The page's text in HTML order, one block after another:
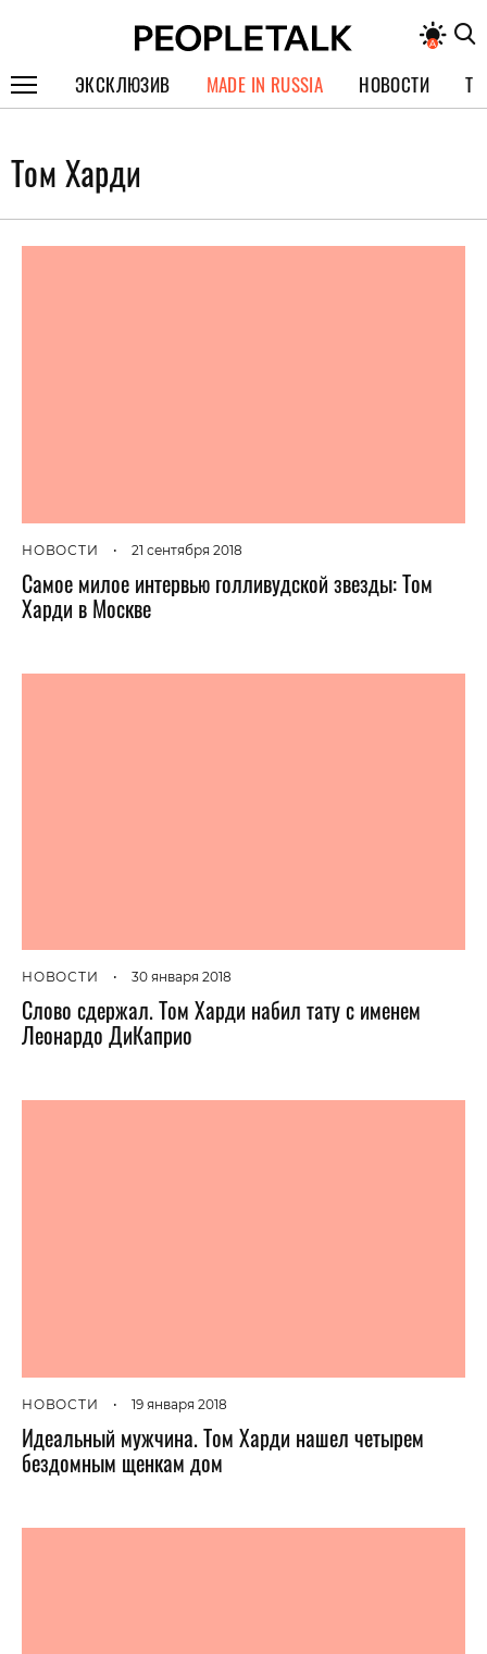
ЭКСКЛЮЗИВ
СПЕЦПРОЕКТЫ
ИНТЕРВЬЮ
MADE IN RUSSIA НОВОСТИ
Том Харди
НОВОСТИ • 21 сентября 2018
Самое милое интервью голливудской звезды: Том
Харди в Москве
НОВОСТИ • 30 января 2018
Слово сдержал. Том Харди набил тату с именем
Леонардо ДиКаприо
НОВОСТИ • 19 января 2018
Идеальный мужчина. Том Харди нашел четырем
бездомным щенкам дом